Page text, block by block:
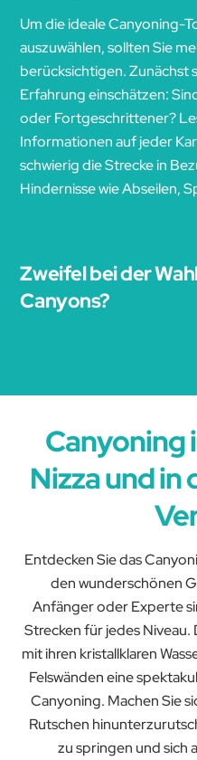
Um die ideale Canyoning-
auszuwählen, sollten Sie
berücksichtigen. Zunächst
Erfahrung einschätzen:
oder Fortgeschrittener?
Informationen auf jeder
schwierig die Strecke in
Hindernisse wie Abseilen,
Zweifel bei der
Canyons?
Canyoning
Nizza und in
Entdecken Sie das
den wunderschönen
Anfänger oder Experte
Strecken für jedes
mit ihren kristallklaren
Felswänden eine
Canyoning. Machen Sie
Rutschen
zu springen und sich